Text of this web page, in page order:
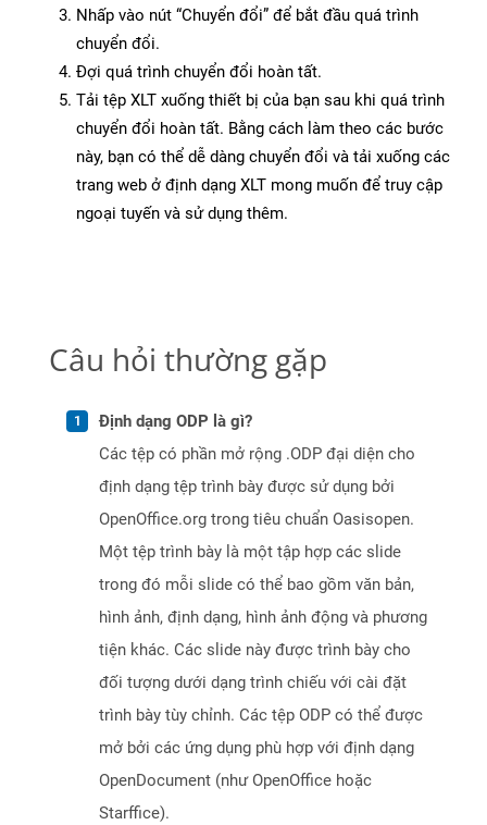
Nhấp vào nút “Chuyển đổi” để bắt đầu quá trình
chuyển đổi.
Đợi quá trình chuyển đổi hoàn tất.
Tải tệp XLT xuống thiết bị của bạn sau khi quá trình
chuyển đổi hoàn tất. Bằng cách làm theo các bước
này, bạn có thể dễ dàng chuyển đổi và tải xuống các
trang web ở định dạng XLT mong muốn để truy cập
ngoại tuyến và sử dụng thêm.
Câu hỏi thường gặp
Định dạng ODP là gì?
Các tệp có phần mở rộng .ODP đại diện cho
định dạng tệp trình bày được sử dụng bởi
OpenOffice.org trong tiêu chuẩn Oasisopen.
Một tệp trình bày là một tập hợp các slide
trong đó mỗi slide có thể bao gồm văn bản,
hình ảnh, định dạng, hình ảnh động và phương
tiện khác. Các slide này được trình bày cho
đối tượng dưới dạng trình chiếu với cài đặt
trình bày tùy chỉnh. Các tệp ODP có thể được
mở bởi các ứng dụng phù hợp với định dạng
OpenDocument (như OpenOffice hoặc
Starffice).